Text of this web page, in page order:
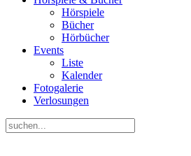
Hörspiele
Bücher
Hörbücher
Events
Liste
Kalender
Fotogalerie
Verlosungen